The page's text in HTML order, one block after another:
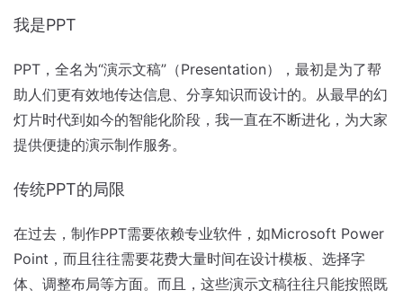
我是PPT
PPT，全名为“演示文稿”（Presentation），最初是为了帮
助人们更有效地传达信息、分享知识而设计的。从最早的幻
灯片时代到如今的智能化阶段，我一直在不断进化，为大家
提供便捷的演示制作服务。
传统PPT的局限
在过去，制作PPT需要依赖专业软件，如Microsoft Power
Point，而且往往需要花费大量时间在设计模板、选择字
体、调整布局等方面。而且，这些演示文稿往往只能按照既